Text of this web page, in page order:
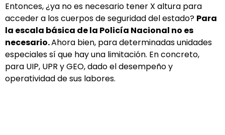
Entonces, ¿ya no es necesario tener X altura para
acceder a los cuerpos de seguridad del estado? Para
la escala básica de la Policía Nacional no es
necesario.Ahora bien, para determinadas unidades
especiales sí que hay una limitación. En concreto,
para UIP, UPR y GEO, dado el desempeño y
operatividad de sus labores.